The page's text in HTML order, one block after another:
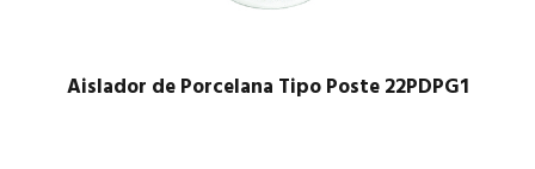
Aislador de Porcelana Tipo Poste 22PDPG1